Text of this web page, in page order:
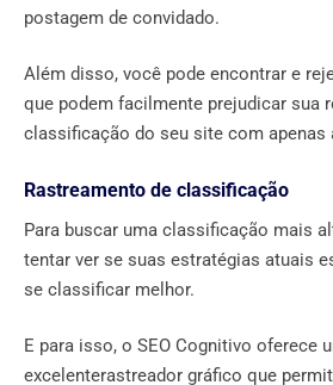
postagem de convidado.
Além disso, você pode encontrar e
que podem facilmente prejudicar sua
classificação do seu site com apenas
Rastreamento de classificação
Para buscar uma classificação mais
tentar ver se suas estratégias atuais
se classificar melhor.
E para isso, o SEO Cognitivo oferece
excelenterastreador gráfico que